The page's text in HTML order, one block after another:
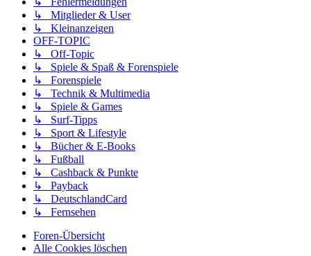
↳ Mitglieder & User
↳ Kleinanzeigen
OFF-TOPIC
↳ Off-Topic
↳ Spiele & Spaß & Forenspiele
↳ Forenspiele
↳ Technik & Multimedia
↳ Spiele & Games
↳ Surf-Tipps
↳ Sport & Lifestyle
↳ Bücher & E-Books
↳ Fußball
↳ Cashback & Punkte
↳ Payback
↳ DeutschlandCard
↳ Fernsehen
Foren-Übersicht
Alle Cookies löschen